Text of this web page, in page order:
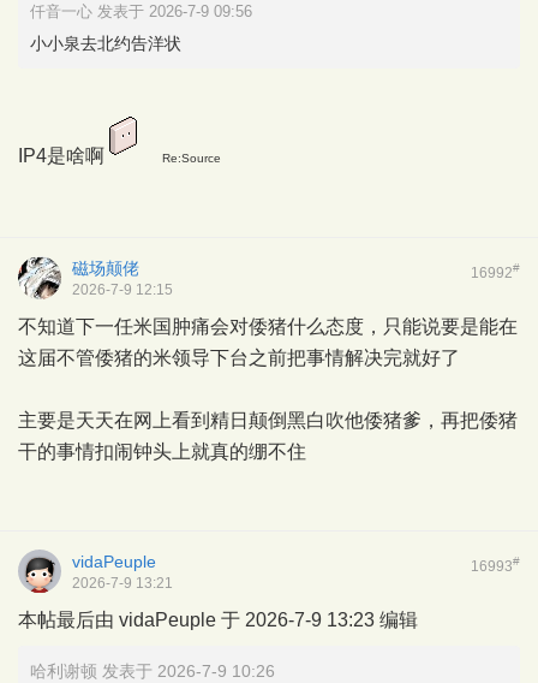
仟音一心 发表于 2026-7-9 09:56
小小泉去北约告洋状
IP4是啥啊 Re:Source
16992#
磁场颠佬
2026-7-9 12:15
不知道下一任米国肿痛会对倭猪什么态度，只能说要是能在
这届不管倭猪的米领导下台之前把事情解决完就好了
主要是天天在网上看到精日颠倒黑白吹他倭猪爹，再把倭猪
干的事情扣闹钟头上就真的绷不住
16993#
vidaPeuple
2026-7-9 13:21
本帖最后由 vidaPeuple 于 2026-7-9 13:23 编辑
哈利谢顿 发表于 2026-7-9 10:26